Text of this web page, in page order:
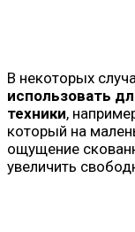
В некоторых
использовать
техники,
который на
ощущение
увеличить